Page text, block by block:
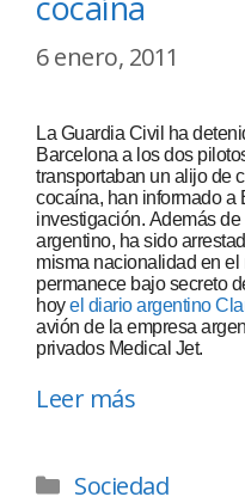
6 enero, 2011
La Guardia Civil ha
Barcelona a los dos
transportaban un alijo de
cocaína, han informado a
investigación. Además
argentino, ha sido
misma nacionalidad en
permanece bajo secreto
hoyel diario argentino
avión de la empresa
privados Medical Jet.
Leer más
Sociedad